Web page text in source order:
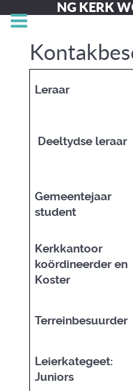
NG KERK
Leraar
Deeltydse leraar
Gemeentejaar
student
Kerkkantoor
koördineerder en
Koster
Terreinbesuurder
Leierkategeet:
Juniors